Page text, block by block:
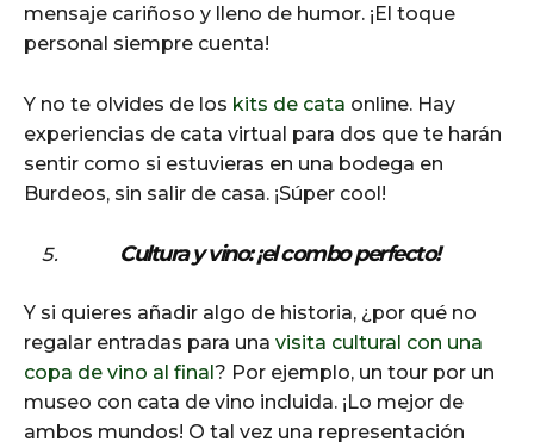
mensaje cariñoso y lleno de humor. ¡El toque
personal siempre cuenta!
Y no te olvides de los kits de cata online. Hay
experiencias de cata virtual para dos que te harán
sentir como si estuvieras en una bodega en
Burdeos, sin salir de casa. ¡Súper cool!
Cultura y vino: ¡el combo perfecto!
Y si quieres añadir algo de historia, ¿por qué no
regalar entradas para una visita cultural con una
copa de vino al final? Por ejemplo, un tour por un
museo con cata de vino incluida. ¡Lo mejor de
ambos mundos! O tal vez una representación